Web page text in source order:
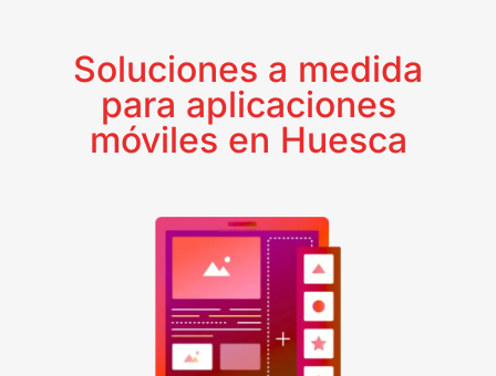
Soluciones a medida
para aplicaciones
móviles en Huesca